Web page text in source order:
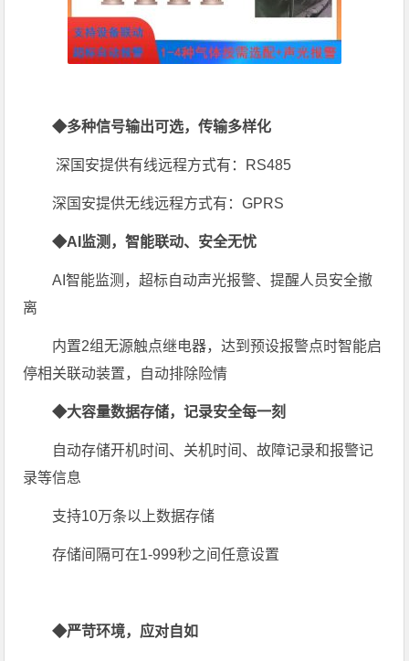
◆多种信号输出可选，传输多样化
深国安提供有线远程方式有：RS485
深国安提供无线远程方式有：GPRS
◆AI监测，智能联动、安全无忧
AI智能监测，超标自动声光报警、提醒人员安全撤
离
内置2组无源触点继电器，达到预设报警点时智能启
停相关联动装置，自动排除险情
◆大容量数据存储，记录安全每一刻
自动存储开机时间、关机时间、故障记录和报警记
录等信息
支持10万条以上数据存储
存储间隔可在1-999秒之间任意设置
◆严苛环境，应对自如